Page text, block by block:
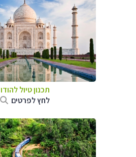
תכנון טיוללהודו
לחץ לפרטים